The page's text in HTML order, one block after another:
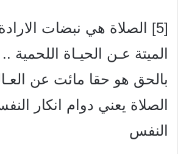
[5] الصلاة هي نبضات الارادة الحية ب
الميتة عـن الحيـاة
بالحق هو حقا مائت عن
الصلاة يعني دوام انكار
النفس